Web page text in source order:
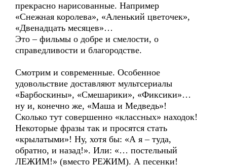
прекрасно нарисованные. Например
«Снежная королева», «Аленький цветочек»,
«Двенадцать месяцев»…
Это – фильмы о добре и смелости, о
справедливости и благородстве.
Смотрим и современные. Особенное
удовольствие доставляют мультсериалы
«Барбоскины», «Смешарики», «Фиксики»…
ну и, конечно же, «Маша и Медведь»!
Сколько тут совершенно «классных» находок!
Некоторые фразы так и просятся стать
«крылатыми»! Ну, хотя бы: «А я – туда,
обратно, и назад!». Или: «… постельный
ЛЕЖИМ!» (вместо РЕЖИМ). А песенки!